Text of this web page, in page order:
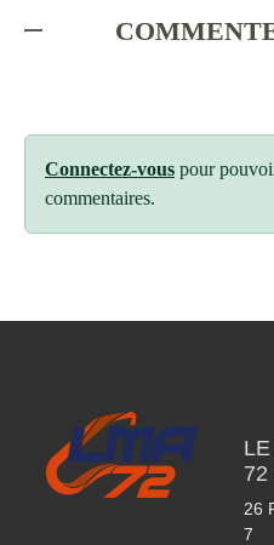
Connectez-vous pour
commentaires.
72
26
7